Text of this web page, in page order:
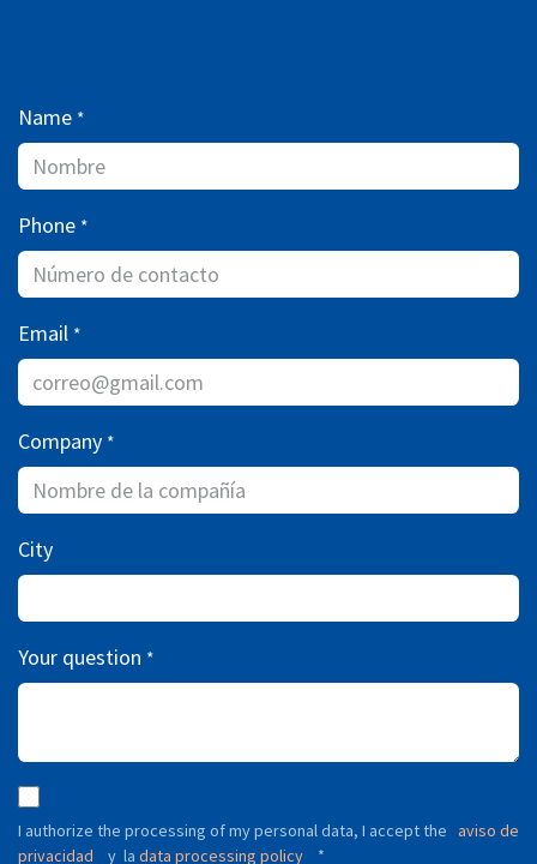
Name *
Phone *
Email *
Company *
City
Your question *
I authorize the processing of my personal data, I accept the aviso de
privacidad
y la data processing policy *